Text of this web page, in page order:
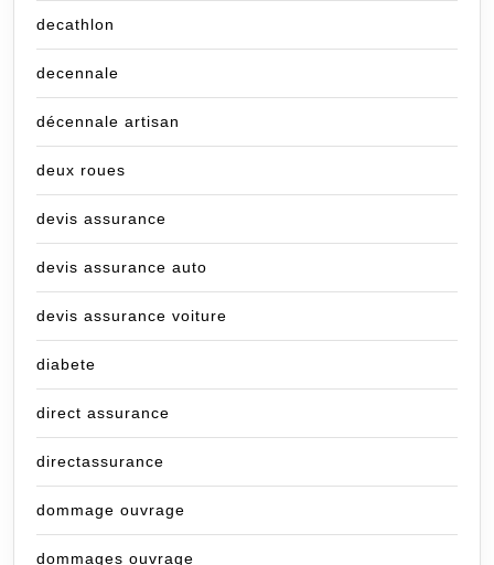
decathlon
decennale
décennale artisan
deux roues
devis assurance
devis assurance auto
devis assurance voiture
diabete
direct assurance
directassurance
dommage ouvrage
dommages ouvrage